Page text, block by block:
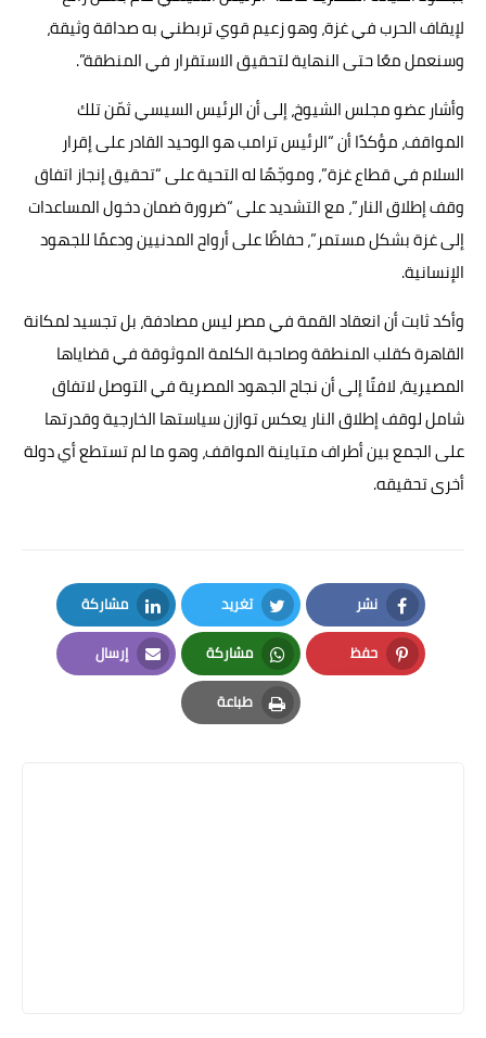
لإيقاف الحرب في غزة، وهو زعيم قوي تربطني به صداقة وثيقة،
وسنعمل معًا حتى النهاية لتحقيق الاستقرار في المنطقة”.
وأشار عضو مجلس الشيوخ، إلى أن الرئيس السيسي ثمّن تلك
المواقف، مؤكدًا أن “الرئيس ترامب هو الوحيد القادر على إقرار
السلام في قطاع غزة”، وموجّهًا له التحية على “تحقيق إنجاز اتفاق
وقف إطلاق النار”، مع التشديد على “ضرورة ضمان دخول المساعدات
إلى غزة بشكل مستمر”، حفاظًا على أرواح المدنيين ودعمًا للجهود
الإنسانية.
وأكد ثابت أن انعقاد القمة في مصر ليس مصادفة، بل تجسيد لمكانة
القاهرة كقلب المنطقة وصاحبة الكلمة الموثوقة في قضاياها
المصيرية، لافتًا إلى أن نجاح الجهود المصرية في التوصل لاتفاق
شامل لوقف إطلاق النار يعكس توازن سياستها الخارجية وقدرتها
على الجمع بين أطراف متباينة المواقف، وهو ما لم تستطع أي دولة
أخرى تحقيقه.
نشر
Facebook
تغريد
Twitter
مشاركة
LinkedIn
حفظ
Pinterest
مشاركة
Whatsapp
إرسال
Email
طباعة
Print